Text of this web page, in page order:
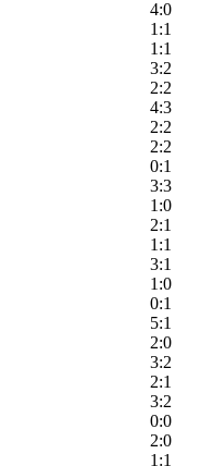
4:0
1:1
1:1
3:2
2:2
4:3
2:2
2:2
0:1
3:3
1:0
2:1
1:1
3:1
1:0
0:1
5:1
2:0
3:2
2:1
3:2
0:0
2:0
1:1